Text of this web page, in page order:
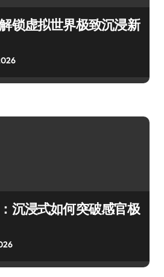
锁虚拟世界极致沉浸新
沉浸式如何突破感官极